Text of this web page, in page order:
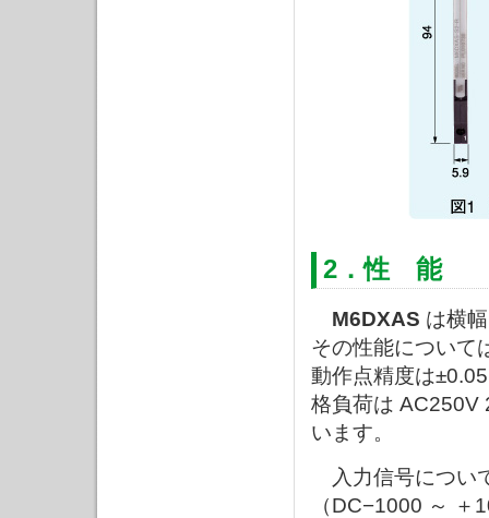
2．性 能
M6DXAS は横
その性能について
動作点精度は
格負荷は AC250V
います。
入力信号につい
（DC−1000 ～